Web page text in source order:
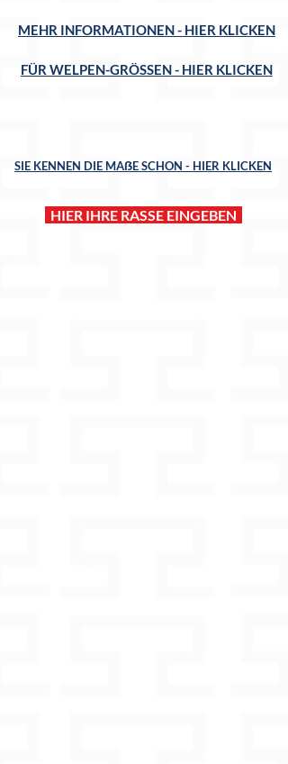
MEHR INFORMATIONEN - HIER KLICKEN
FÜR WELPEN-GRÖSSEN - HIER KLICKEN
SIE KENNEN DIE MAẞE SCHON - HIER KLICKEN
HIER IHRE RASSE EINGEBEN